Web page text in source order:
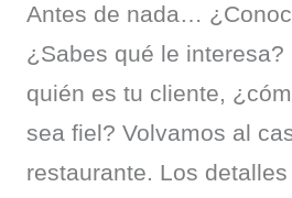
Antes de nada…
¿Sabes qué le interesa?
quién es tu cliente,
sea fiel? Volvamos al
restaurante. Los